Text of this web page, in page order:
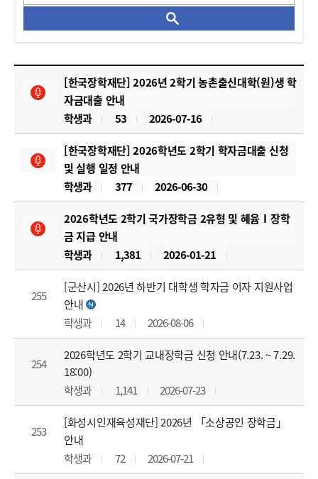
장학공지 목록 으로 번호, 제목, 작성자, 조회수, 등록 일, 첨부파일로 나열 되고 있습니다.
[한국장학재단] 2026년 2학기 농촌출신대학(원)생 학
자금대출 안내
학생과
53 2026-07-16
[한국장학재단] 2026학년도 2학기 학자금대출 신청
및 실행 일정 안내
학생과
377 2026-06-30
2026학년도 2학기 국가장학금 2유형 및 혜윰Ⅰ장학
금 지급 안내
학생과
1,381 2026-01-21
255
[군산시] 2026년 하반기 대학생 학자금 이자 지원사업
안내
학생과
14 2026-08-06
254
2026학년도 2학기 교내장학금 신청 안내(7.23. ~ 7.29.
18:00)
학생과
1,141 2026-07-23
253
[화성시인재육성재단] 2026년 「소상공인 장학금」
안내
학생과
72 2026-07-21